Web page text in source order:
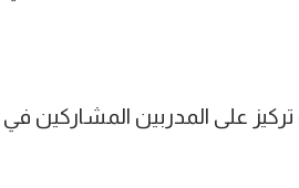
على المدربين المشاركين في